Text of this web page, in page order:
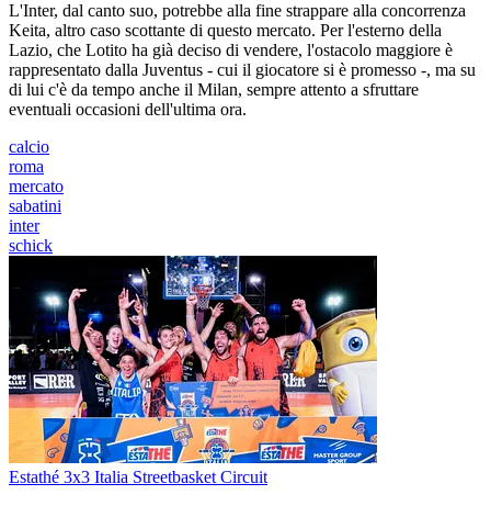
L'Inter, dal canto suo, potrebbe alla fine strappare alla concorrenza
Keita, altro caso scottante di questo mercato. Per l'esterno della
Lazio, che Lotito ha già deciso di vendere, l'ostacolo maggiore è
rappresentato dalla Juventus - cui il giocatore si è promesso -, ma su
di lui c'è da tempo anche il Milan, sempre attento a sfruttare
eventuali occasioni dell'ultima ora.
calcio
roma
mercato
sabatini
inter
schick
Estathé 3x3 Italia Streetbasket Circuit